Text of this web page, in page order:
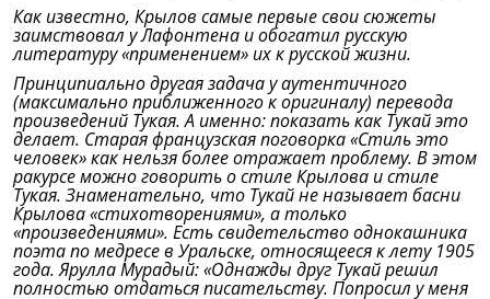
Как известно, Крылов самые первые свои сюжеты
заимствовал у Лафонтена и обогатил русскую
литературу «применением» их к русской жизни.
Принципиально другая задача у аутентичного
(максимально приближенного к оригиналу) перевода
произведений Тукая. А именно: показать как Тукай это
делает. Старая французская поговорка «Стиль это
человек» как нельзя более отражает проблему. В этом
ракурсе можно говорить о стиле Крылова и стиле
Тукая. Знаменательно, что Тукай не называет басни
Крылова «стихотворениями», а только
«произведениями». Есть свидетельство однокашника
поэта по медресе в Уральске, относящееся к лету 1905
года. Ярулла Мурадый: «Однажды друг Тукай решил
полностью отдаться писательству. Попросил у меня